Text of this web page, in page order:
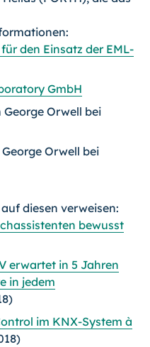
den Einsatz der EML-
GmbH
George Orwell bei
Orwell bei
diesen verweisen:
bewusst
erwartet in 5 Jahren
in jedem
im KNX-System à